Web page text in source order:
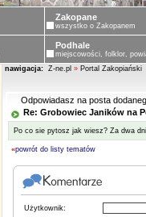
Zakopane
wszystko o Zakopanem
Podhale
miejscowości, folklor,
nawigacja: Z-ne.pl » Portal Zakopiański
Odpowiadasz na posta
Re: Grobowiec Janików na
Po co sie pytosz jak wiesz? Za dwa
«powrót do listy tematów
Użytkownik: